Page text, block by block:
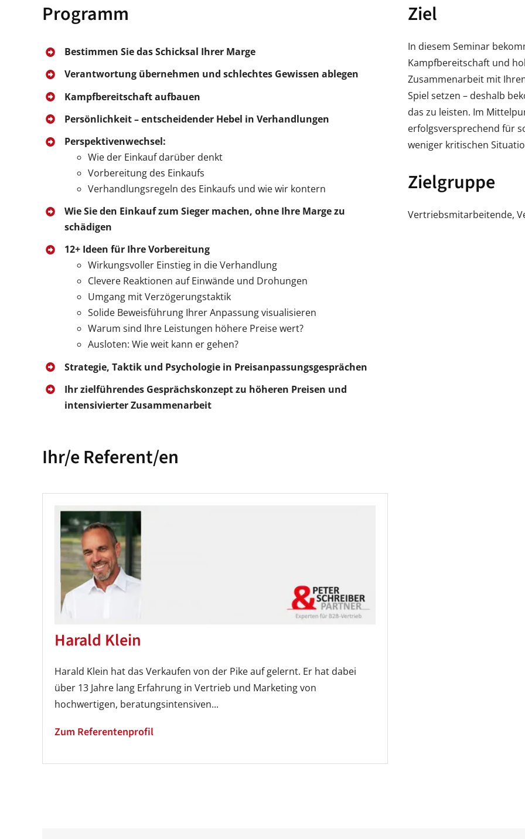
Programm
Bestimmen Sie das Schicksal Ihrer Marge
Verantwortung übernehmen und schlechtes Gewissen ablegen
Kampfbereitschaft aufbauen
Persönlichkeit – entscheidender Hebel in Verhandlungen
Perspektivenwechsel:
Wie der Einkauf darüber denkt
Vorbereitung des Einkaufs
Verhandlungsregeln des Einkaufs und wie wir kontern
Wie Sie den Einkauf zum Sieger machen, ohne Ihre Marge zu
schädigen
12+ Ideen für Ihre Vorbereitung
Wirkungsvoller Einstieg in die Verhandlung
Clevere Reaktionen auf Einwände und Drohungen
Umgang mit Verzögerungstaktik
Solide Beweisführung Ihrer Anpassung visualisieren
Warum sind Ihre Leistungen höhere Preise wert?
Ausloten: Wie weit kann er gehen?
Strategie, Taktik und Psychologie in Preisanpassungsgesprächen
Ihr zielführendes Gesprächskonzept zu höheren Preisen und
intensivierter Zusammenarbeit
Ziel
In diesem Seminar
Kampfbereitschaft und
Zusammenarbeit mit
Spiel setzen – deshalb
das zu leisten. Im
erfolgsversprechend für
weniger kritischen
Zielgruppe
Vertriebsmitarbeitende,
Ihr/e Referent/en
Harald Klein
Harald Klein hat das Verkaufen von der Pike auf gelernt. Er hat dabei
über 13 Jahre lang Erfahrung in Vertrieb und Marketing von
hochwertigen, beratungsintensiven...
Zum Referentenprofil